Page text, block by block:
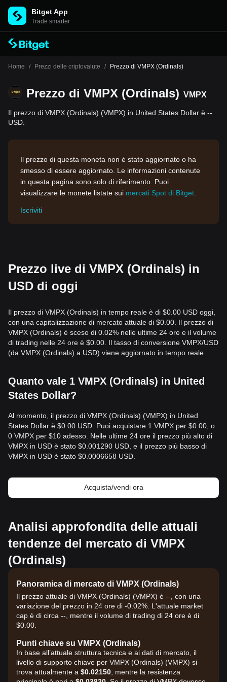
Bitget App
Trade smarter
Home / Prezzi delle criptovalute / Prezzo di VMPX (Ordinals)
Prezzo di VMPX (Ordinals) VMPX
Il prezzo di VMPX (Ordinals) (VMPX) in United States Dollar è --
USD.
Il prezzo di questa moneta non è stato aggiornato o ha
smesso di essere aggiornato. Le informazioni contenute
in questa pagina sono solo di riferimento. Puoi
visualizzare le monete listate sui mercati Spot di Bitget
Iscriviti
Prezzo live di VMPX (Ordinals) in
USD di oggi
Il prezzo di VMPX (Ordinals) in tempo reale è di $0.00 USD oggi,
con una capitalizzazione di mercato attuale di $0.00. Il prezzo di
VMPX (Ordinals) è sceso di 0.02% nelle ultime 24 ore e il volume
di trading nelle 24 ore è $0.00. Il tasso di conversione VMPX/USD
(da VMPX (Ordinals) a USD) viene aggiornato in tempo reale.
Quanto vale 1 VMPX (Ordinals) in United
States Dollar?
Al momento, il prezzo di VMPX (Ordinals) (VMPX) in United
States Dollar è $0.00 USD. Puoi acquistare 1 VMPX per $0.00, o
0 VMPX per $10 adesso. Nelle ultime 24 ore il prezzo più alto di
VMPX in USD è stato $0.001290 USD, e il prezzo più basso di
VMPX in USD è stato $0.0006658 USD.
Acquista/vendi ora
Analisi approfondita delle attuali
tendenze del mercato di VMPX
(Ordinals)
Panoramica di mercato di VMPX (Ordinals)
Il prezzo attuale di VMPX (Ordinals) (VMPX) è --, con una
variazione del prezzo in 24 ore di -0.02%. L'attuale market
cap è di circa --, mentre il volume di trading di 24 ore è di
$0.00.
Punti chiave su VMPX (Ordinals)
In base all’attuale struttura tecnica e ai dati di mercato, il
livello di supporto chiave per VMPX (Ordinals) (VMPX) si
trova attualmente a $0.02150 , mentre la resistenza